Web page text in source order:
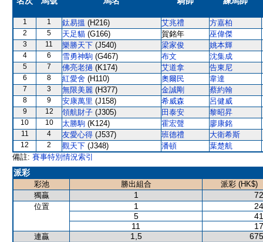
1 1 鈦易搵 (H216) 艾兆禮 方嘉柏
2 5 天足貓 (G166) 賀銘年 巫偉傑
3 11 樂勝天下 (J540) 梁家俊 姚本輝
4 6 雪勇神駒 (G467) 布文 沈集成
5 7 佛亮老撾 (K174) 艾道拿 告東尼
6 8 紅愛舍 (H110) 奧爾民 韋達
7 3 無限美麗 (H377) 金誠剛 蔡約翰
8 9 安康萬里 (J158) 希威森 呂健威
9 12 領航財子 (J305) 田泰安 黎昭昇
10 10 太勝駒 (K124) 霍宏聲 廖康銘
11 4 友愛心得 (J537) 班德禮 大衛希斯
12 2 觀天下 (J348) 潘頓
葉楚航
備註: 賽事特別情況索引
派彩
彩池 勝出組合
派彩 (HK$)
獨贏
1
位置 1
5
11
連贏 1,5